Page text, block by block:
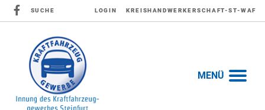
SUCHE LOGIN KREISHANDWERKERSCHAFT-ST-WAF
MENÜ